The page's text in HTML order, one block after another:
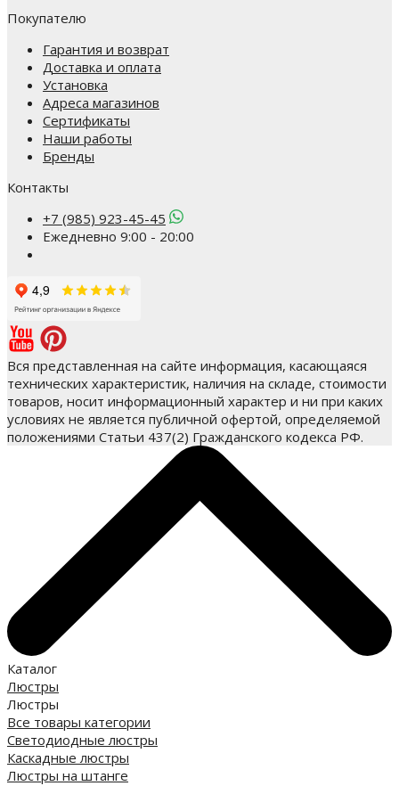
Покупателю
Гарантия и возврат
Доставка и оплата
Установка
Адреса магазинов
Сертификаты
Наши работы
Бренды
Контакты
+7 (985) 923-45-45
Ежедневно 9:00 - 20:00
Вся представленная на сайте информация, касающаяся
технических характеристик, наличия на складе, стоимости
товаров, носит информационный характер и ни при каких
условиях не является публичной офертой, определяемой
положениями Статьи 437(2) Гражданского кодекса РФ.
Каталог
Люстры
Люстры
Все товары категории
Светодиодные люстры
Каскадные люстры
Люстры на штанге